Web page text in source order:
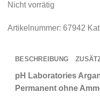
Nicht vorrätig
Artikelnummer: 67942
BESCHREIBUNG
pH Laboratories
Permanent ohne